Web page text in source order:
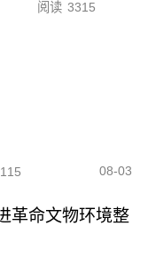
阅读 3315
08-03
革命文物环境整